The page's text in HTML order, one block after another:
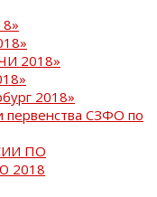
2018»
2018»
первенства СЗФО по
ПО
2018